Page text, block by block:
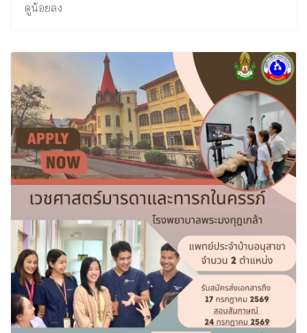
ดูน้อยลง